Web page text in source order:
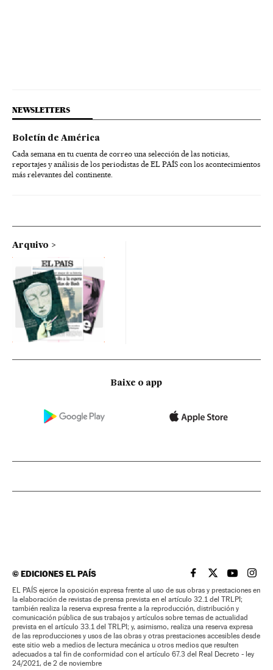
NEWSLETTERS
Boletín de América
Cada semana en tu cuenta de correo una selección de las noticias,
reportajes y análisis de los periodistas de EL PAÍS con los acontecimientos
más relevantes del continente.
Arquivo
Baixe o app
©EDICIONES EL PAÍS EL PAÍS BRASIL EN
EL PAÍSEL PAÍS
EL
EL PAÍS ejerce la oposición expresa frente al uso de sus obras y prestaciones en
la elaboración de revistas de prensa prevista en el artículo 32.1 del TRLPI;
también realiza la reserva expresa frente a la reproducción, distribución y
comunicación pública de sus trabajos y artículos sobre temas de actualidad
prevista en el artículo 33.1 del TRLPI; y, asimismo, realiza una reserva expresa
de las reproducciones y usos de las obras y otras prestaciones accesibles desde
este sitio web a medios de lectura mecánica u otros medios que resulten
adecuados a tal fin de conformidad con el artículo 67.3 del Real Decreto - ley
24/2021, de 2 de noviembre